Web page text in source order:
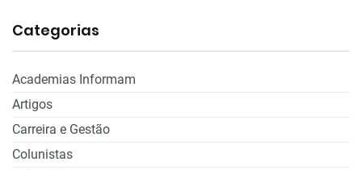
Categorias
Academias Informam
Artigos
Carreira e Gestão
Colunistas